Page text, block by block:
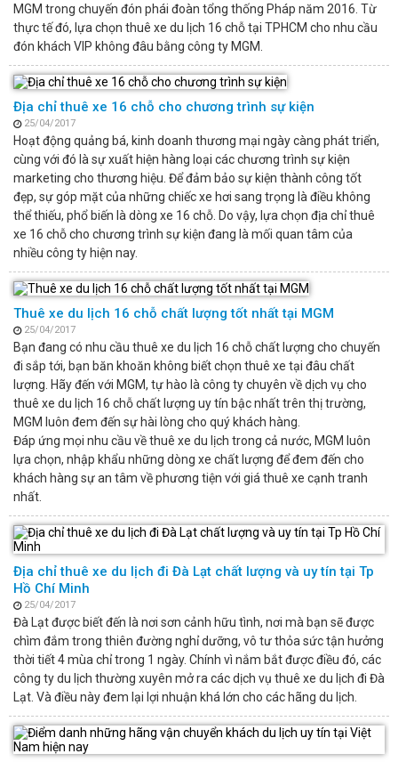
MGM trong chuyến đón phái đoàn tổng thống Pháp năm 2016. Từ
thực tế đó, lựa chọn thuê xe du lịch 16 chỗ tại TPHCM cho nhu cầu
đón khách VIP không đâu bằng công ty MGM.
Địa chỉ thuê xe 16 chỗ cho chương trình sự kiện
25/04/2017
Hoạt động quảng bá, kinh doanh thương mại ngày càng phát triển,
cùng với đó là sự xuất hiện hàng loại các chương trình sự kiện
marketing cho thương hiệu. Để đảm bảo sự kiện thành công tốt
đẹp, sự góp mặt của những chiếc xe hơi sang trọng là điều không
thể thiếu, phổ biến là dòng xe 16 chỗ. Do vậy, lựa chọn địa chỉ thuê
xe 16 chỗ cho chương trình sự kiện đang là mối quan tâm của
nhiều công ty hiện nay.
Thuê xe du lịch 16 chỗ chất lượng tốt nhất tại MGM
25/04/2017
Bạn đang có nhu cầu thuê xe du lịch 16 chỗ chất lượng cho chuyến
đi sắp tới, bạn băn khoăn không biết chọn thuê xe tại đâu chất
lượng. Hãy đến với MGM, tự hào là công ty chuyên về dịch vụ cho
thuê xe du lịch 16 chỗ chất lượng uy tín bậc nhất trên thị trường,
MGM luôn đem đến sự hài lòng cho quý khách hàng.
Đáp ứng mọi nhu cầu về thuê xe du lịch trong cả nước, MGM luôn
lựa chọn, nhập khẩu những dòng xe chất lượng để đem đến cho
khách hàng sự an tâm về phương tiện với giá thuê xe cạnh tranh
nhất.
Địa chỉ thuê xe du lịch đi Đà Lạt chất lượng và uy tín tại Tp
Hồ Chí Minh
25/04/2017
Đà Lạt được biết đến là nơi sơn cảnh hữu tình, nơi mà bạn sẽ được
chìm đắm trong thiên đường nghỉ dưỡng, vô tư thỏa sức tận hưởng
thời tiết 4 mùa chỉ trong 1 ngày. Chính vì nắm bắt được điều đó, các
công ty du lịch thường xuyên mở ra các dịch vụ thuê xe du lịch đi Đà
Lạt. Và điều này đem lại lợi nhuận khá lớn cho các hãng du lịch.